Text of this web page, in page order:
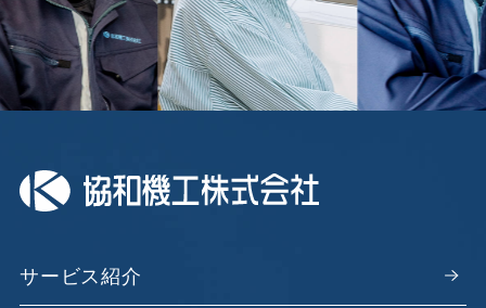
サービス紹介